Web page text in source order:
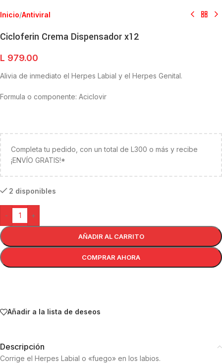
Inicio/Antiviral
Cicloferin Crema Dispensador x12
L 979.00
Alivia de inmediato el Herpes Labial y el Herpes Genital.
Formula o componente: Aciclovir
Completa tu pedido, con un total de L300 o más y recibe
¡ENVÍO GRATIS!*
2 disponibles
- +
AÑADIR AL CARRITO
COMPRAR AHORA
Añadir a la lista de deseos
Descripción
Corrige el Herpes Labial o «fuego» en los labios.